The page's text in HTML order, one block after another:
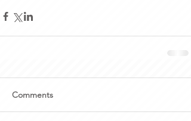
Comments